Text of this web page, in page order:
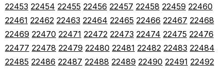
22453 22454 22455 22456 22457 22458 22459 22460
22461 22462 22463 22464 22465 22466 22467 22468
22469 22470 22471 22472 22473 22474 22475 22476
22477 22478 22479 22480 22481 22482 22483 22484
22485 22486 22487 22488 22489 22490 22491 22492